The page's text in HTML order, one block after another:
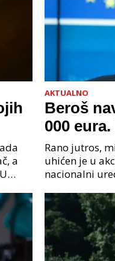
a
AKTUALNO
Beroš
000
na čelu
Rano jutros,
uhićen je u
nacionalni
priopćenju